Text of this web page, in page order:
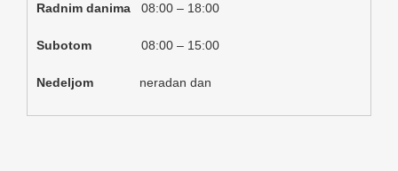
Radnim danima 08:00 – 18:00
Subotom 08:00 – 15:00
Nedeljom neradan dan